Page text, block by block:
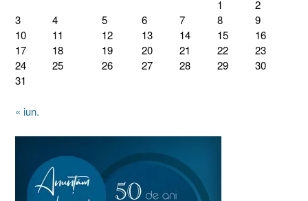
1
2
3
4 5 6 7 8
9
10
11 12 13 14 15
16
17
18 19 20 21 22
23
24
25 26 27 28 29
30
31
« iun.